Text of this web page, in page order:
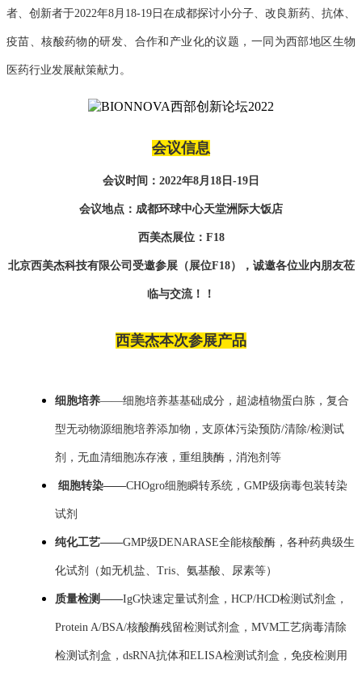
者、创新者于2022年8月18-19 日在成都探讨小分子、改良新药、抗体、
疫苗、核酸药物的研发、合作和产业化的议题，一同为西部地区生物
医药行业发展献策献力。
会议信息
会议时间：2022年8月18 日-19 日
会议地点：成都环球中心天堂洲际大饭店
西美杰展位：F18
北京西美杰科技有限公司受邀参展（展位F18），诚邀各位业内朋友莅
临与交流！！
西美杰本次参展产品
细胞培养——细胞培养基基础成分，超滤植物蛋白胨，复合
型无动物源细胞培养添加物，支原体污染预防/清除/检测试
剂，无血清细胞冻存液，重组胰酶，消泡剂等
细胞转染——CHOgro细胞瞬转系统， GMP级病毒包装转染
试剂
纯化工艺——GMP级DENARASE全能核酸酶，各种药典级生
化试剂（如无机盐、 Tris、氨基酸、尿素等）
质量检测——IgG快速定量试剂盒， HCP/HCD检测试剂盒，
Protein A/BSA/核酸酶残留检测试剂盒， MVM工艺病毒清除
检测试剂盒，dsRNA抗体和ELISA检测试剂盒，免疫检测用